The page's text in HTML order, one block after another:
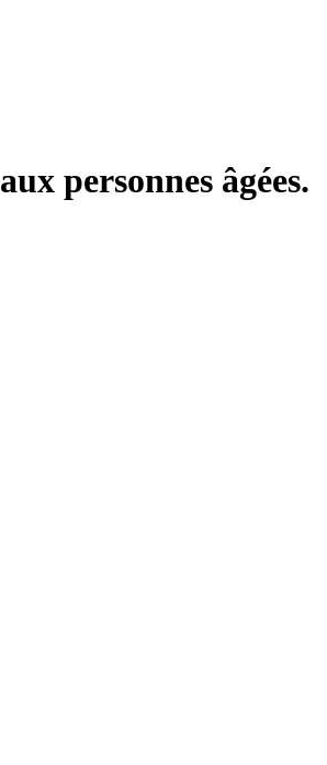
aux personnes âgées.